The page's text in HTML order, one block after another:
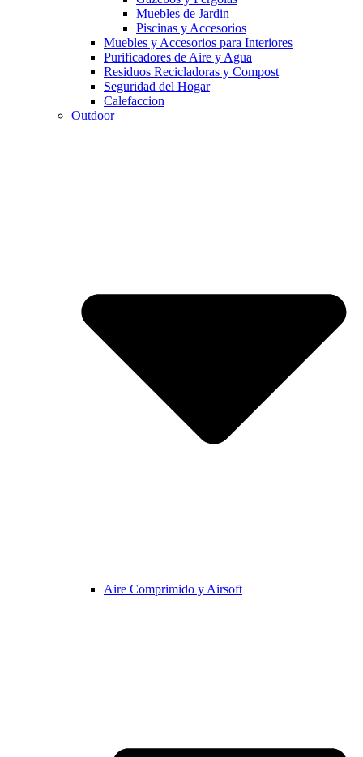
Muebles de Jardin
Piscinas y Accesorios
Muebles y Accesorios para Interiores
Purificadores de Aire y Agua
Residuos Recicladoras y Compost
Seguridad del Hogar
Calefaccion
Outdoor
Aire Comprimido y Airsoft